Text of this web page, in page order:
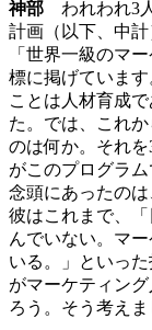
神部 われわれ3
計画（以下、中
「世界一級のマ
標に掲げていま
ことは人材育成
た。では、これ
のは何か。それ
がこのプログラム
念頭にあったの
彼はこれまで、
んでいない。マ
いる。」といっ
がマーケティン
ろう。そう考えま